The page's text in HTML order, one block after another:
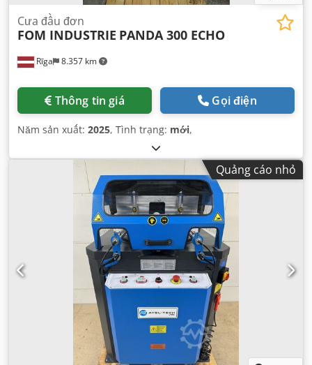
Rīga 8.357 km
Cưa đầu đơn
FOM INDUSTRIE PANDA 300 ECHO
Thông tin giá Gọi điện
Năm sản xuất: 2025, Tình trạng: mới,
Quảng cáo nhỏ